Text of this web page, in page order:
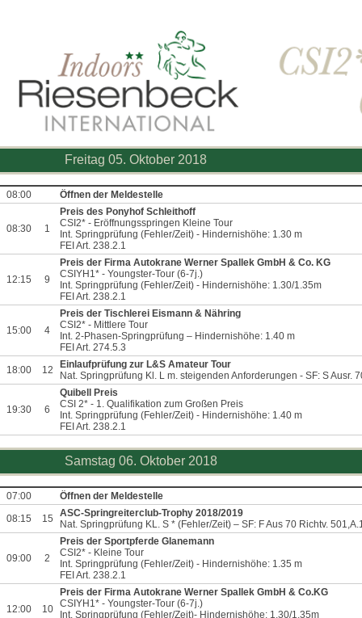
Freitag 05. Oktober 2018
08:00 Öffnen der Meldestelle
08:30 1
Preis des Ponyhof Schleithoff
CSI2* - Eröffnungsspringen Kleine Tour
Int. Springprüfung (Fehler/Zeit) - Hindernishöhe: 1.30 m
FEI Art. 238.2.1
12:15 9
Preis der Firma Autokrane Werner Spallek GmbH & Co. KG
CSIYH1* - Youngster-Tour (6-7j.)
Int. Springprüfung (Fehler/Zeit) - Hindernishöhe: 1.30/1.35m
FEI Art. 238.2.1
15:00 4
Preis der Tischlerei Eismann & Nähring
CSI2* - Mittlere Tour
Int. 2-Phasen-Springprüfung – Hindernishöhe: 1.40 m
FEI Art. 274.5.3
18:00
12
Einlaufprüfung zur L&S Amateur Tour
Nat. Springprüfung Kl. L m. steigenden Anforderungen - SF: S Ausr.
19:30 6
Quibell Preis
CSI 2* - 1. Qualifikation zum Großen Preis
Int. Springprüfung (Fehler/Zeit) - Hindernishöhe: 1.40 m
FEI Art. 238.2.1
Samstag 06. Oktober 2018
07:00
Öffnen der Meldestelle
08:15
15
ASC-Springreiterclub-Trophy 2018/2019
Nat. Springprüfung KL. S * (Fehler/Zeit) – SF: F Aus 70 Richtv.
09:00 2
Preis der Sportpferde Glanemann
CSI2* - Kleine Tour
Int. Springprüfung (Fehler/Zeit) - Hindernishöhe: 1.35 m
FEI Art. 238.2.1
12:00 10
Preis der Firma Autokrane Werner Spallek GmbH & Co.KG
CSIYH1* - Youngster-Tour (6-7j.)
Int. Springprüfung (Fehler/Zeit)- Hindernishöhe: 1.30/1.35m